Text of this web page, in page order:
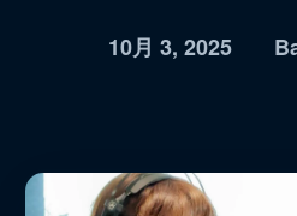
10月 3, 2025